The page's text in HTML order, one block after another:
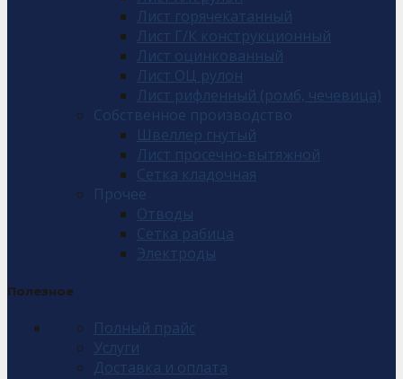
Лист горячекатанный
Лист Г/К конструкционный
Лист оцинкованный
Лист ОЦ рулон
Лист рифленный (ромб, чечевица)
Собственное производство
Швеллер гнутый
Лист просечно-вытяжной
Сетка кладочная
Прочее
Отводы
Сетка рабица
Электроды
Полезное
Полный прайс
Услуги
Доставка и оплата